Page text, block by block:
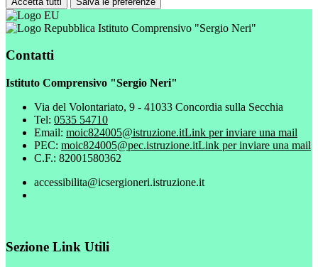
Istituto Comprensivo "Sergio Neri"
Contatti
Istituto Comprensivo "Sergio Neri"
Via del Volontariato, 9 - 41033 Concordia sulla Secchia
Tel: 0535 54710
Email: moic824005@istruzione.itLink per inviare una mail
PEC: moic824005@pec.istruzione.itLink per inviare una mail
C.F.: 82001580362
accessibilita@icsergioneri.istruzione.it
Sezione Link Utili